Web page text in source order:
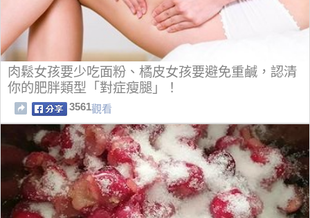
肉鬆女孩要少吃面粉、橘皮女孩要避免重鹹，認清
你的肥胖類型「對症瘦腿」！
3561觀看